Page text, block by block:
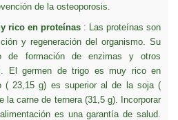
de la osteoporosis.
rico en proteínas : Las proteínas son
y regeneración del organismo. Su
de formación de enzimas y otros
El germen de trigo es muy rico en
( 23,15 g) es superior al de la soja (
la carne de ternera (31,5 g). Incorporar
es una garantía de salud.